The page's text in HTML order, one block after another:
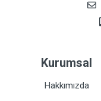
Kurumsal
Hakkımızda